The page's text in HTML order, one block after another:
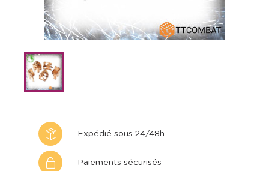
Expédié sous 24/48h
Paiements sécurisés